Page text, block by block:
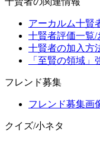
アーカルム十賢
十賢者評価一覧
十賢者の加入方
「至賢の領域」
フレンド募集
フレンド募集画
クイズ/小ネタ